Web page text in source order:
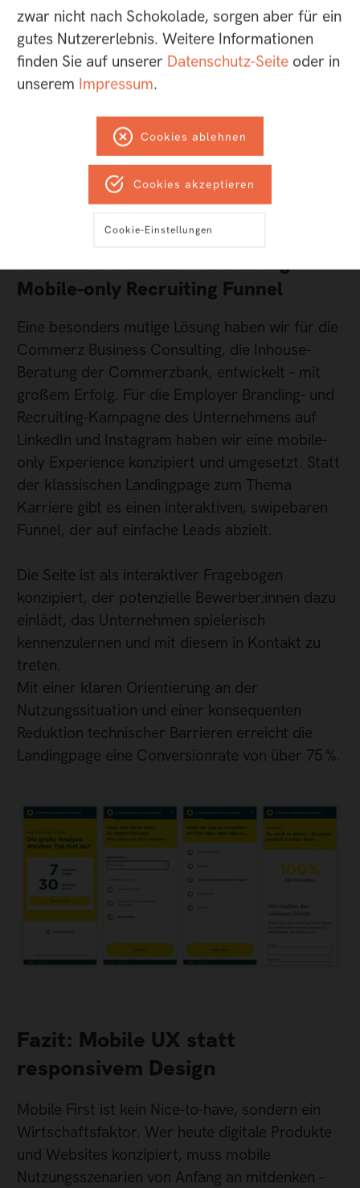
Commerz Business Consulting –
Mobile-only Recruiting Funnel
Eine besonders mutige Lösung haben wir für die
Commerz Business Consulting, die Inhouse-
Beratung der Commerzbank, entwickelt – mit
großem Erfolg. Für die Employer Branding- und
Recruiting-Kampagne des Unternehmens auf
LinkedIn und Instagram haben wir eine mobile-
only Experience konzipiert und umgesetzt. Statt
der klassischen Landingpage zum Thema
Karriere gibt es einen interaktiven, swipebaren
Funnel, der auf einfache Leads abzielt.
Die Seite ist als interaktiver Fragebogen
konzipiert, der potenzielle Bewerber:innen dazu
einlädt, das Unternehmen spielerisch
kennenzulernen und mit diesem in Kontakt zu
treten.
Mit einer klaren Orientierung an der
Nutzungssituation und einer konsequenten
Reduktion technischer Barrieren erreicht die
Landingpage eine Conversionrate von über 75 %.
Fazit: Mobile UX statt
responsivem Design
Mobile First ist kein Nice-to-have, sondern ein
Wirtschaftsfaktor. Wer heute digitale Produkte
und Websites konzipiert, muss mobile
Nutzungsszenarien von Anfang an mitdenken –
zwar nicht nach Schokolade, sorgen aber für ein
gutes Nutzererlebnis. Weitere Informationen
finden Sie auf unserer Datenschutz-Seite oder in
unserem Impressum.
Cookies ablehnen
Cookies akzeptieren
Cookie-Einstellungen